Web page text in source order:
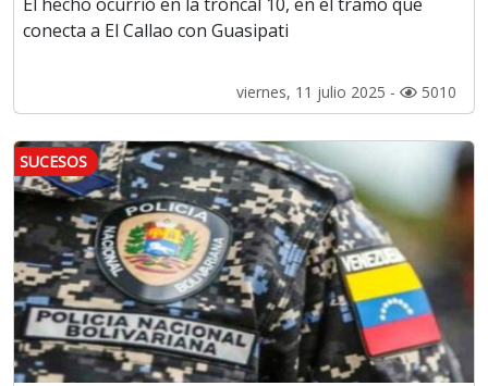
conecta a El Callao con Guasipati
viernes, 11 julio 2025 - 5010
SUCESOS